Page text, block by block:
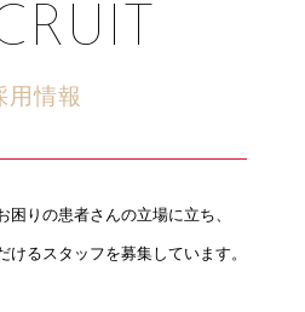
用情報
困りの患者さんの立場に立ち、
るスタッフを募集しています。